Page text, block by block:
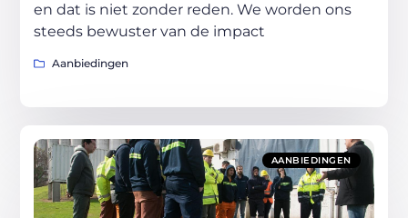
en dat is niet zonder reden. We worden ons
steeds bewuster van de impact
Aanbiedingen
AANBIEDINGEN